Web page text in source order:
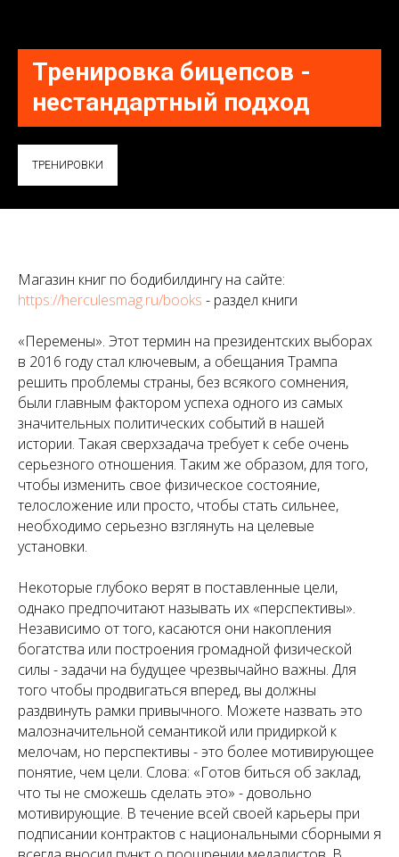
Тренировка бицепсов -
нестандартный подход
ТРЕНИРОВКИ
Магазин книг по бодибилдингу на сайте:
https://herculesmag.ru/books - раздел книги
«Перемены». Этот термин на президентских выборах
в 2016 году стал ключевым, а обещания Трампа
решить проблемы страны, без всякого сомнения,
были главным фактором успеха одного из самых
значительных политических событий в нашей
истории. Такая сверхзадача требует к себе очень
серьезного отношения. Таким же образом, для того,
чтобы изменить свое физическое состояние,
телосложение или просто, чтобы стать сильнее,
необходимо серьезно взглянуть на целевые
установки.
Некоторые глубоко верят в поставленные цели,
однако предпочитают называть их «перспективы».
Независимо от того, касаются они накопления
богатства или построения громадной физической
силы - задачи на будущее чрезвычайно важны. Для
того чтобы продвигаться вперед, вы должны
раздвинуть рамки привычного. Можете назвать это
малозначительной семантикой или придиркой к
мелочам, но перспективы - это более мотивирующее
понятие, чем цели. Слова: «Готов биться об заклад,
что ты не сможешь сделать это» - довольно
мотивирующие. В течение всей своей карьеры при
подписании контрактов с национальными сборными я